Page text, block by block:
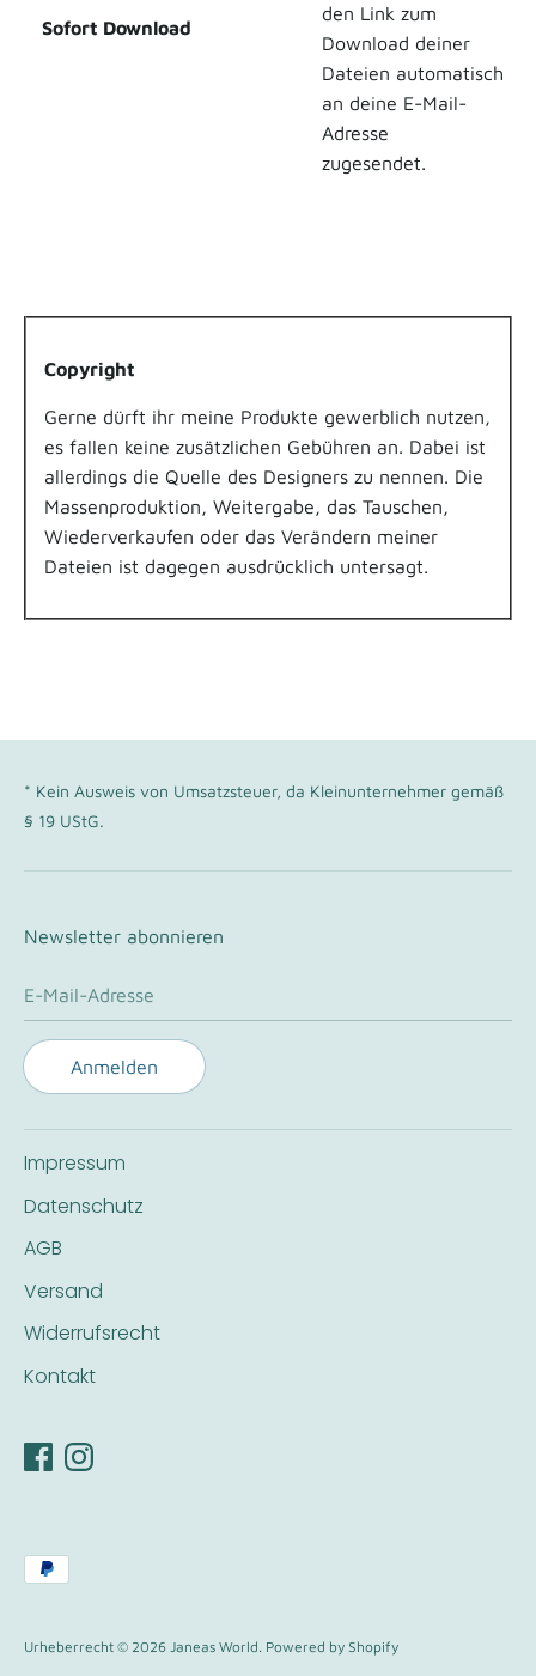
Sofort Download
den Link zum
Download deiner
Dateien automatisch
an deine E-Mail-
Adresse
zugesendet.
Copyright
Gerne dürft ihr meine Produkte gewerblich nutzen,
es fallen keine zusätzlichen Gebühren an. Dabei ist
allerdings die Quelle des Designers zu nennen. Die
Massenproduktion, Weitergabe, das Tauschen,
Wiederverkaufen oder das Verändern meiner
Dateien ist dagegen ausdrücklich untersagt.
* Kein Ausweis von Umsatzsteuer, da Kleinunternehmer gemäß
§ 19 UStG.
Newsletter abonnieren
E-Mail-Adresse
Anmelden
Impressum
Datenschutz
AGB
Versand
Widerrufsrecht
Kontakt
Urheberrecht © 2026 Janeas World. Powered by Shopify
Akzeptierte